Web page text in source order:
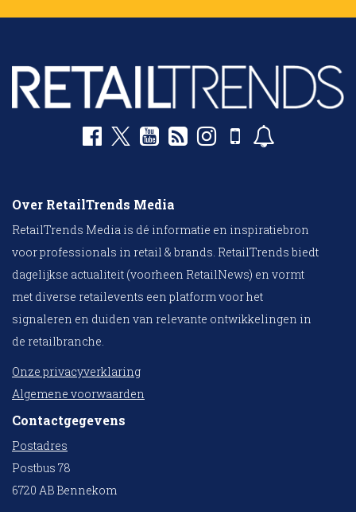
Over RetailTrends Media
RetailTrends Media is dé informatie en inspiratiebron
voor professionals in retail & brands. RetailTrends biedt
dagelijkse actualiteit (voorheen RetailNews) en vormt
met diverse retailevents een platform voor het
signaleren en duiden van relevante ontwikkelingen in
de retailbranche.
Onze privacyverklaring
Algemene voorwaarden
Contactgegevens
Postadres
Postbus 78
6720 AB Bennekom